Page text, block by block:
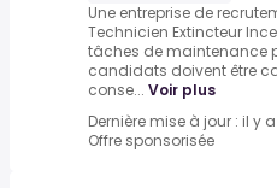
Une entreprise de
Technicien Extincteur
tâches de maintenance
candidats doivent être
conse... Voir plus
Dernière mise à jour : il y
Offre sponsorisée